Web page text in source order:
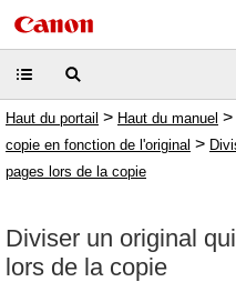
Haut du portail > Haut du manuel >
copie en fonction de l'original >
pages lors de la copie
Diviser un original
lors de la copie